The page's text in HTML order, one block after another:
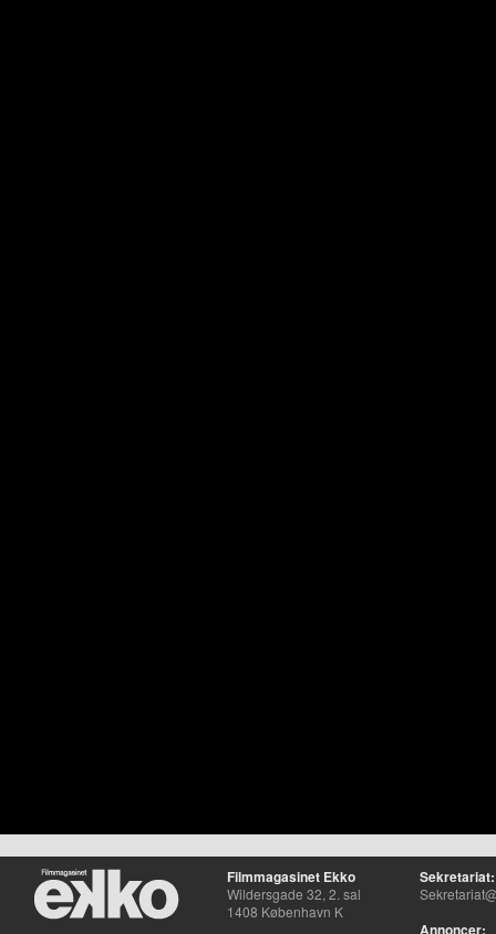
Filmmagasinet Ekko
Wildersgade 32, 2. sal
1408 København K
Sekretariat:
Annoncer: